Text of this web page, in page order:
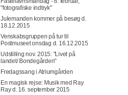
"fotografiske indtryk"
Julemanden kommer på besøg d.
18.12.2015
Venskabsgruppen på tur til
Postmuseet onsdag d. 16.12.2015
Udstilling nov. 2015: "Livet på
landet/ Bondegården"
Fredagssang i Atriumgården
En magisk rejse: Musik med Ray
Ray d. 16. september 2015